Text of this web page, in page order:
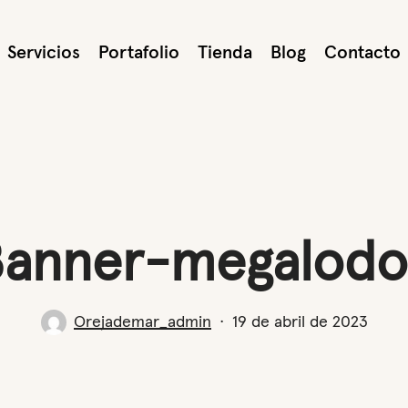
Servicios Portafolio Tienda Blog Contacto
Orejademar_admin 19 de abril de 2023